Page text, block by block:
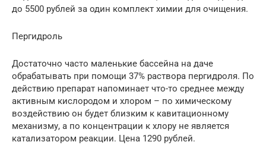
до 5500 рублей за один комплект химии для очищения.
Пергидроль
Достаточно часто маленькие бассейна на даче
обрабатывать при помощи 37% раствора пергидроля. По
действию препарат напоминает что-то среднее между
активным кислородом и хлором – по химическому
воздействию он будет близким к кавитационному
механизму, а по концентрации к хлору не является
катализатором реакции. Цена 1290 рублей.